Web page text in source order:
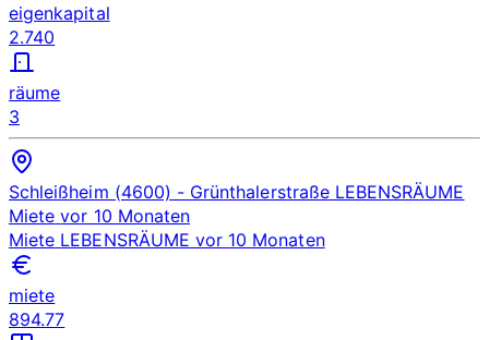
eigenkapital
2.740
räume
3
Schleißheim (4600) - Grünthalerstraße LEBENSRÄUME
Miete vor 10 Monaten
Miete LEBENSRÄUME vor 10 Monaten
miete
894.77